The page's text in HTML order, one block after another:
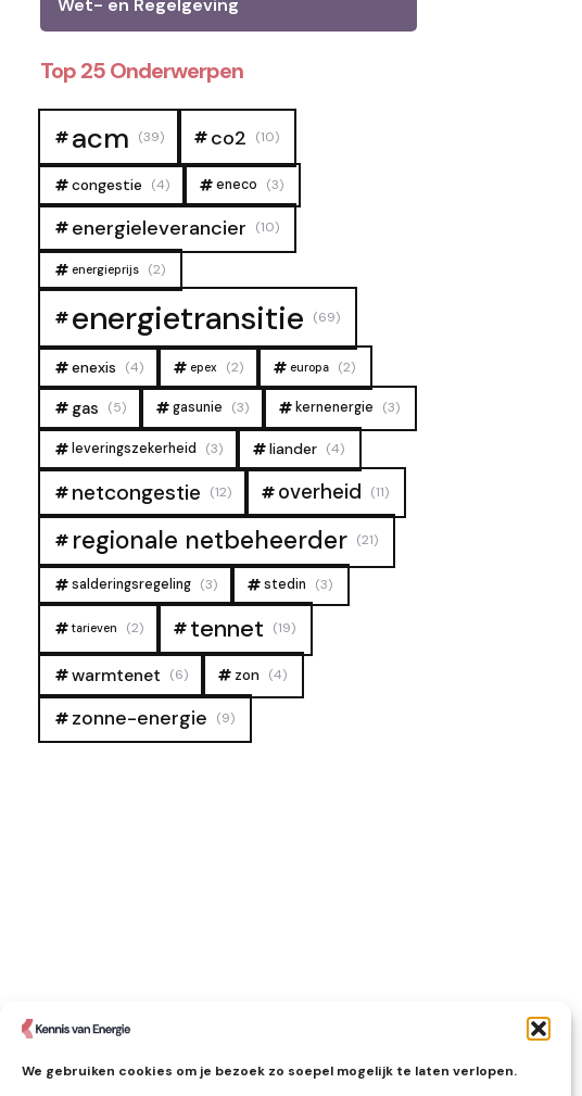
We gebruiken cookies om je bezoek zo soepel mogelijk te laten verlopen.
Wet- en Regelgeving
Top 25 Onderwerpen
acm (39) co2 (10)
congestie (4) eneco (3)
energieleverancier (10)
energieprijs (2)
energietransitie (69)
enexis (4) epex (2) europa (2)
gas (5) gasunie (3) kernenergie (3)
leveringszekerheid (3) liander (4)
netcongestie (12) overheid (11)
regionale netbeheerder (21)
salderingsregeling (3) stedin (3)
tarieven (2) tennet (19)
warmtenet (6) zon (4)
zonne-energie (9)